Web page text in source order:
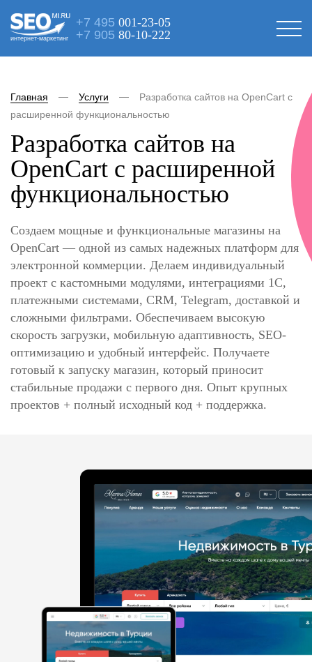
интернет-маркетинг
+7 495 001-23-05
+7 905 80-10-222
Главная Услуги
Разработка сайтов на OpenCart с
расширенной функциональностью
Разработка сайтов на
OpenCart с расширенной
функциональностью
Создаем мощные и функциональные магазины на
OpenCart — одной из самых надежных платформ для
электронной коммерции. Делаем индивидуальный
проект с кастомными модулями, интеграциями 1С,
платежными системами, CRM, Telegram, доставкой и
сложными фильтрами. Обеспечиваем высокую
скорость загрузки, мобильную адаптивность, SEO-
оптимизацию и удобный интерфейс. Получаете
готовый к запуску магазин, который приносит
стабильные продажи с первого дня. Опыт крупных
проектов + полный исходный код + поддержка.